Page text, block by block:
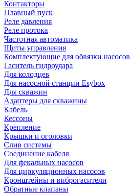
Контакторы
Плавный пуск
Реле давления
Реле протока
Частотная автоматика
Щиты управления
Комплектующие для обвязки насосов
Гаситель гидроудара
Для колодцев
Для насосной станции Esybox
Для скважин
Адаптеры для скважины
Кабель
Кессоны
Крепление
Крышки и оголовки
Слив системы
Соединение кабеля
Для фекальных насосов
Для циркуляционных насосов
Кронштейны и виброгасители
Обратные клапаны